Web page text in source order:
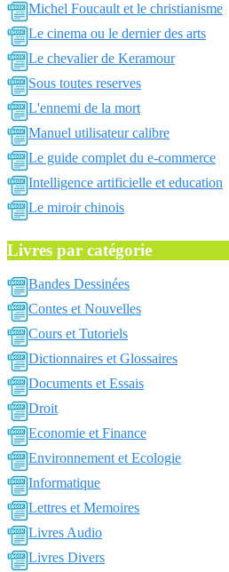
Michel Foucault et le christianisme
Le cinema ou le dernier des arts
Le chevalier de Keramour
Sous toutes reserves
L'ennemi de la mort
Manuel utilisateur calibre
Le guide complet du e-commerce
Intelligence artificielle et education
Le miroir chinois
Livres par catégorie
Bandes Dessinées
Contes et Nouvelles
Cours et Tutoriels
Dictionnaires et Glossaires
Documents et Essais
Droit
Economie et Finance
Environnement et Ecologie
Informatique
Lettres et Memoires
Livres Audio
Livres Divers